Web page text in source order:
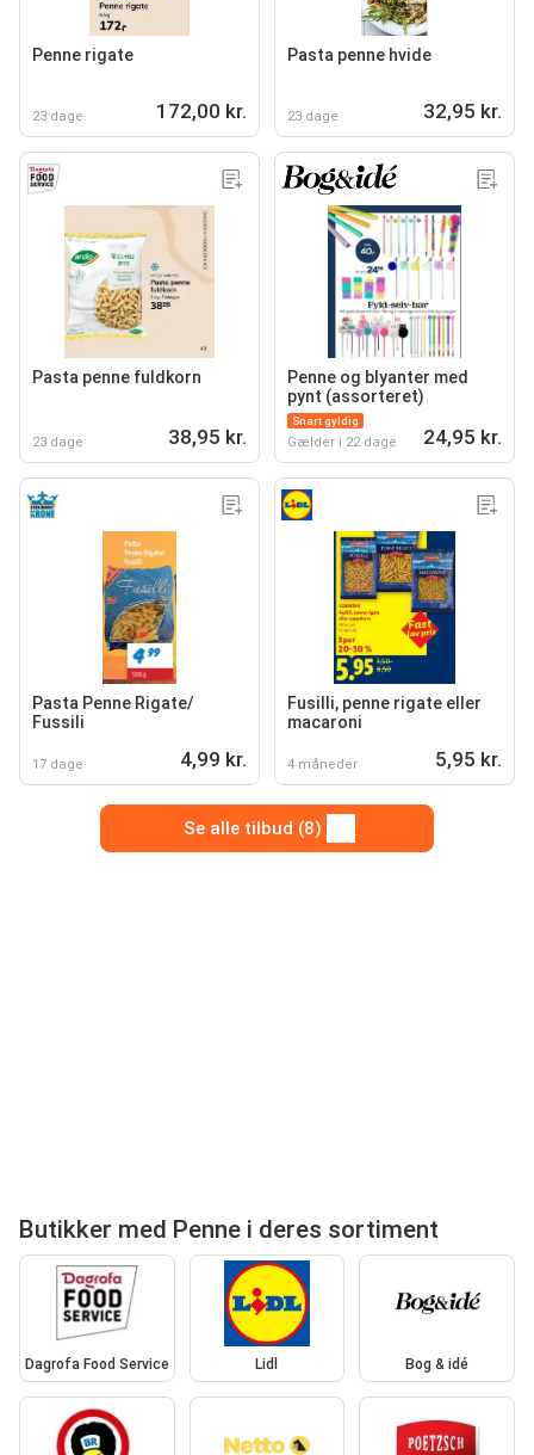
Penne rigate
23 dage 172,00 kr.
Pasta penne hvide
23 dage 32,95 kr.
Pasta penne fuldkorn
23 dage 38,95 kr.
Penne og blyanter med
pynt (assorteret)
Snart gyldig
Gælder i 22 dage 24,95 kr.
Pasta Penne Rigate/
Fussili
17 dage 4,99 kr.
Fusilli, penne rigate eller
macaroni
4 måneder 5,95 kr.
Se alle tilbud (8)
Butikker med Penne i deres sortiment
Dagrofa Food Service Lidl Bog & idé